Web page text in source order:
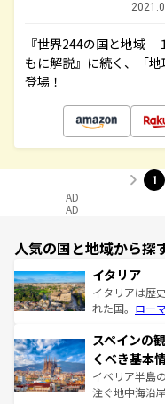
『世界244の国と地域
もに解説』に続く、「
登場！
1
AD
AD
人気の国と地域から探
イタリア
イタリアは歴
れた国。 ローマ
ろん、トスカ
景など、自然
ピザやパスタ
できる。朝目
スペインの
くべき基本
イベリア半島
注ぐ地中海沿